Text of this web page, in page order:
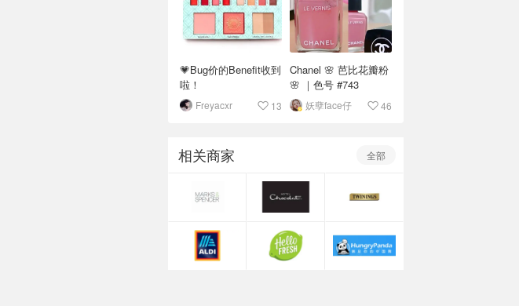
💗Bug价的Benefit收到
啦！
Freyacxr 13
Chanel 🌸 芭比花瓣粉
🌸 ｜色号 #743
妖孽face仔 46
全部
相关商家